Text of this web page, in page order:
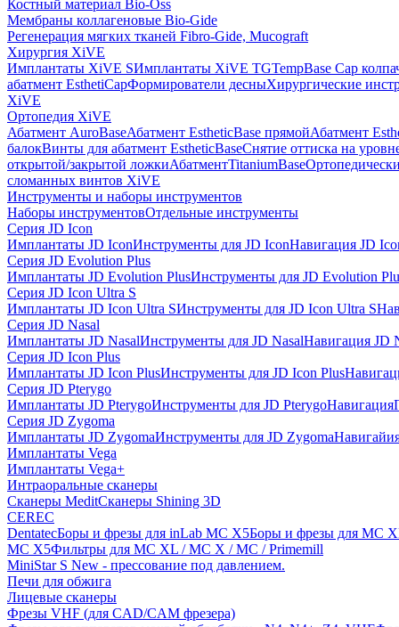
Костный материал Bio-Oss
Мембраны коллагеновые Bio-Gide
Регенерация мягких тканей Fibro-Gide, Mucograft
Хирургия XiVE
Имплантаты XiVE SИмплантаты XiVE TGTempBase Cap
абатмент EsthetiCapФормирователи десныХирургические
XiVE
Ортопедия XiVE
Абатмент AuroBaseАбатмент EstheticBase прямойАбатмент
балокВинты для абатмент EstheticBaseСнятие оттиска на
открытой/закрытой ложкиАбатментTitaniumBase
сломанных винтов XiVE
Инструменты и наборы инструментов
Наборы инструментовОтдельные инструменты
Серия JD Icon
Имплантаты JD IconИнструменты для JD IconНавигация JD
Серия JD Evolution Plus
Имплантаты JD Evolution PlusИнструменты для JD Evolution
Серия JD Icon Ultra S
Имплантаты JD Icon Ultra SИнструменты для JD Icon Ultra S
Серия JD Nasal
Имплантаты JD NasalИнструменты для JD NasalНавигация JD
Серия JD Icon Plus
Имплантаты JD Icon PlusИнструменты для JD Icon Plus
Серия JD Pterygo
Имплантаты JD PterygoИнструменты для JD PterygoНавигация
Серия JD Zygoma
Имплантаты JD ZygomaИнструменты для JD Zygoma
Имплантаты Vega
Имплантаты Vega+
Интраоральные сканеры
Сканеры MeditСканеры Shining 3D
CEREC
DentatecБоры и фрезы для inLab MC X5Боры и фрезы для MC
MC X5Фильтры для MC XL / MC X / MC / Primemill
MiniStar S New - прессование под давлением.
Печи для обжига
Лицевые сканеры
Фрезы VHF (для CAD/CAM фрезера)